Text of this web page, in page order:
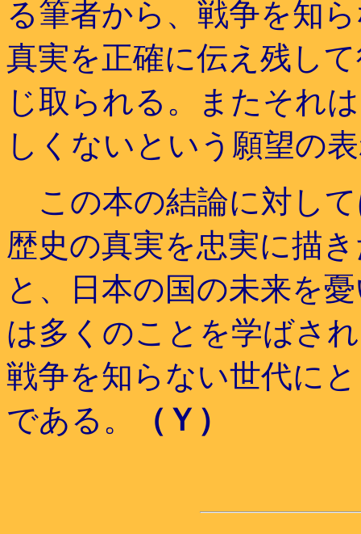
る筆者から、戦争を知
真実を正確に伝え残し
じ取られる。またそれ
しくないという願望の
この本の結論に対し
歴史の真実を忠実に描
と、日本の国の未来を
は多くのことを学ばさ
戦争を知らない世代に
である。
（Ｙ）